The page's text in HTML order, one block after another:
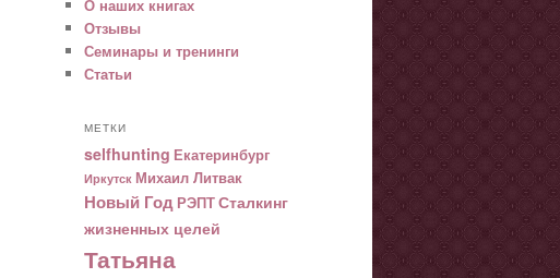
О наших книгах
Отзывы
Семинары и тренинги
Статьи
МЕТКИ
selfhunting Екатеринбург
Иркутск Михаил Литвак
Новый Год РЭПТСталкинг
жизненных целей
Татьяна